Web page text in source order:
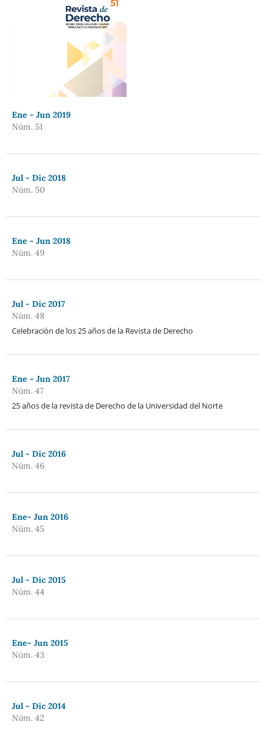
Ene - Jun 2019
Núm. 51
Jul - Dic 2018
Núm. 50
Ene - Jun 2018
Núm. 49
Jul - Dic 2017
Núm. 48
Celebración de los 25 años de la Revista de Derecho
Ene - Jun 2017
Núm. 47
25 años de la revista de Derecho de la Universidad del Norte
Jul - Dic 2016
Núm. 46
Ene- Jun 2016
Núm. 45
Jul - Dic 2015
Núm. 44
Ene- Jun 2015
Núm. 43
Jul - Dic 2014
Núm. 42